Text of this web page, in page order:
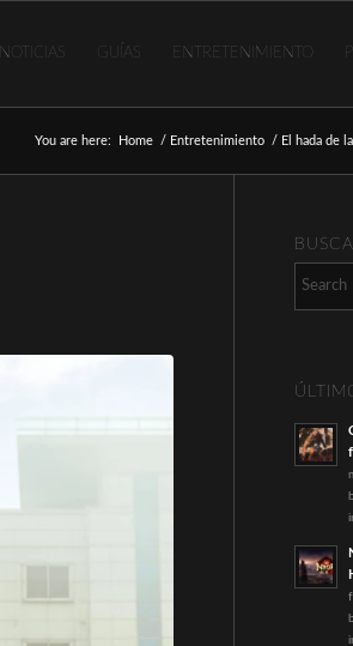
NOTICIAS GUÍAS ENTRETENIMIENTO
You are here: Home / Entretenimiento / El hada de